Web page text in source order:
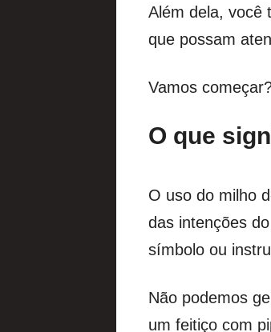
Além dela, você
que possam
Vamos
O que
O uso do milho
das intenções
símbolo ou
Não podemos
um feitiço com